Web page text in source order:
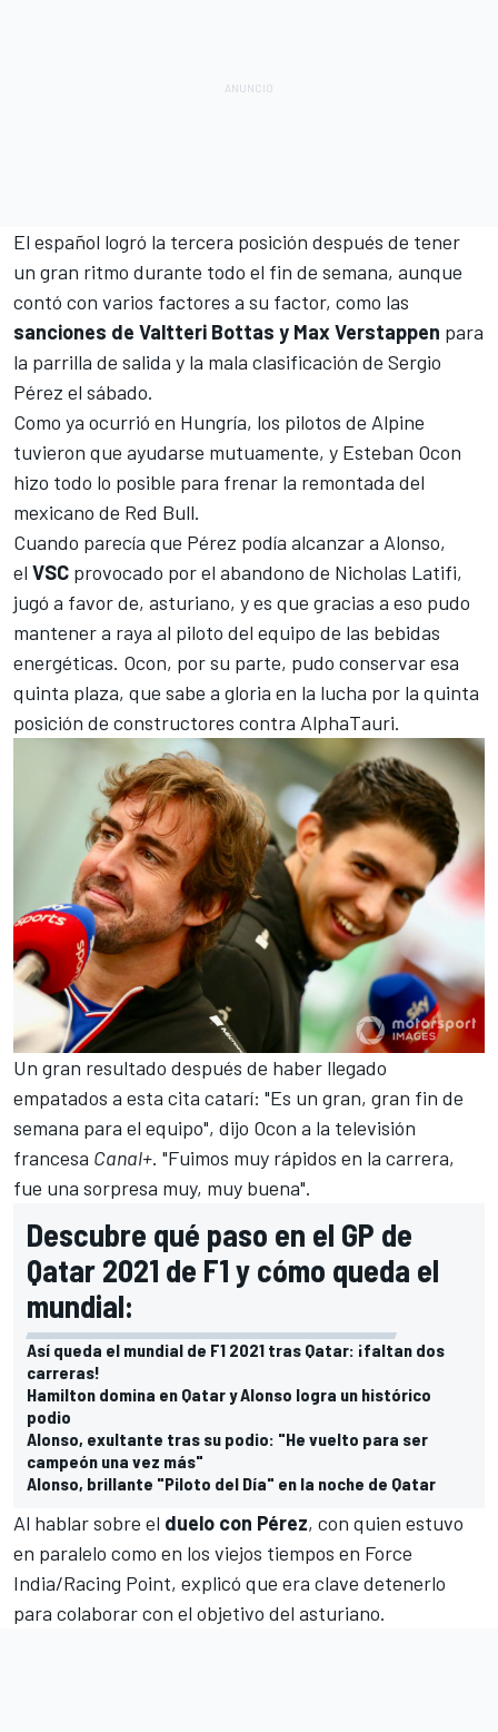
El español logró la tercera posición después de tener
un gran ritmo durante todo el fin de semana, aunque
contó con varios factores a su factor, como las
sanciones de Valtteri Bottas y Max Verstappen para
la parrilla de salida y la mala clasificación de Sergio
Pérez el sábado.
Como ya ocurrió en Hungría, los pilotos de Alpine
tuvieron que ayudarse mutuamente, y Esteban Ocon
hizo todo lo posible para frenar la remontada del
mexicano de Red Bull.
Cuando parecía que Pérez podía alcanzar a Alonso,
el VSC provocado por el abandono de Nicholas Latifi,
jugó a favor de, asturiano, y es que gracias a eso pudo
mantener a raya al piloto del equipo de las bebidas
energéticas. Ocon, por su parte, pudo conservar esa
quinta plaza, que sabe a gloria en la lucha por la quinta
posición de constructores contra AlphaTauri.
Un gran resultado después de haber llegado
empatados a esta cita catarí: "Es un gran, gran fin de
semana para el equipo", dijo Ocon a la televisión
francesa Canal+. "Fuimos muy rápidos en la carrera,
fue una sorpresa muy, muy buena".
Descubre qué paso en el GP de
Qatar 2021 de F1 y cómo queda el
mundial:
Así queda el mundial de F1 2021 tras Qatar: ¡faltan dos
carreras!
Hamilton domina en Qatar y Alonso logra un histórico
podio
Alonso, exultante tras su podio: "He vuelto para ser
campeón una vez más"
Alonso, brillante "Piloto del Día" en la noche de Qatar
Al hablar sobre el duelo con Pérez, con quien estuvo
en paralelo como en los viejos tiempos en Force
India/Racing Point, explicó que era clave detenerlo
para colaborar con el objetivo del asturiano.